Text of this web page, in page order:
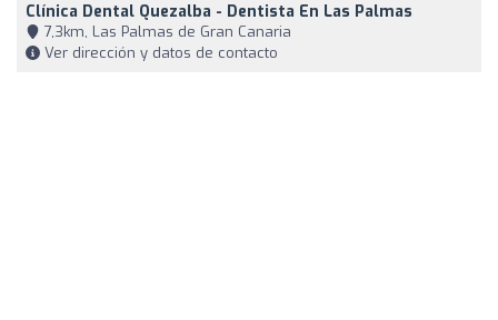
Clínica Dental Quezalba - Dentista En Las Palmas
7,3km, Las Palmas de Gran Canaria
Ver dirección y datos de contacto